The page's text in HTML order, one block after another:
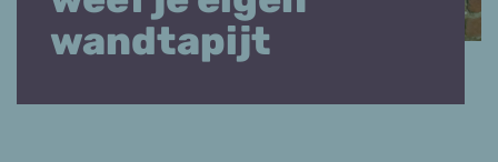
wandtapijt